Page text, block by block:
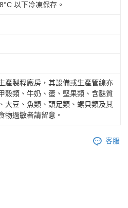
以下冷凍保存。
產製程廠房，其設備或生產管線亦
殼類、牛奶、蛋、堅果類、含麩質
大豆、魚類、頭足類、螺貝類及其
物過敏者請留意。
客服